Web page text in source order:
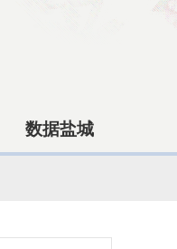
数据盐城